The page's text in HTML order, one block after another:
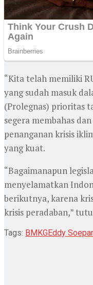
“Kita telah memiliki
yang sudah masuk
(Prolegnas) prioritas
segera membahas
penanganan krisis
yang kuat.
“Bagaimanapun
menyelamatkan
berikutnya, karena
krisis peradaban,”
Tags: BMKGEddy